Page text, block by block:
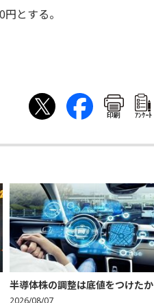
とする。
印刷 ｱﾝｹｰﾄ
半導体株の調整は底値をつけたか